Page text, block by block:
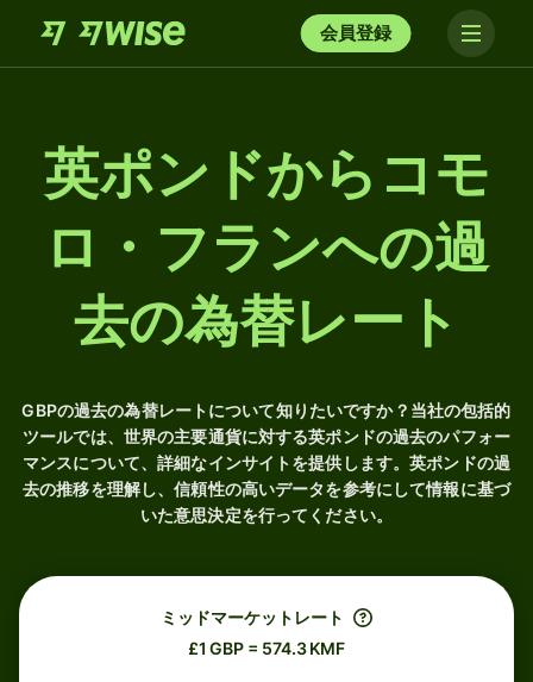
会員登録
英ポンドからコモ
ロ・フランへの過
去の為替レート
GBPの過去の為替レートについて知りたいですか？当社の包括的
ツールでは、世界の主要通貨に対する英ポンドの過去のパフォー
マンスについて、詳細なインサイトを提供します。英ポンドの過
去の推移を理解し、信頼性の高いデータを参考にして情報に基づ
いた意思決定を行ってください。
ミッドマーケットレート
£1 GBP = 574.3 KMF